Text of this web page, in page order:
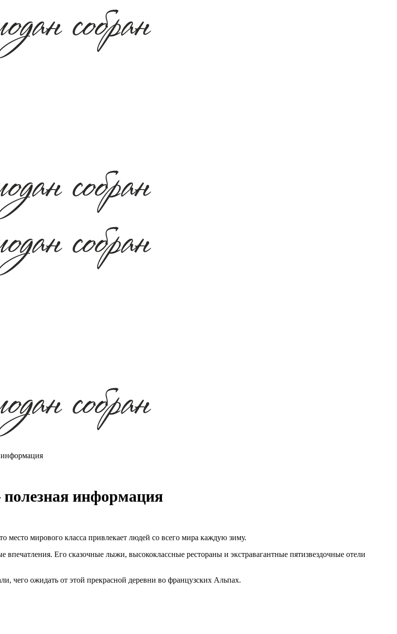
информация
мирового класса привлекает людей со всего мира каждую зиму.
Его сказочные лыжи, высококлассные рестораны и экстравагантные пятизвездочные отели
чего ожидать от этой прекрасной деревни во французских Альпах.